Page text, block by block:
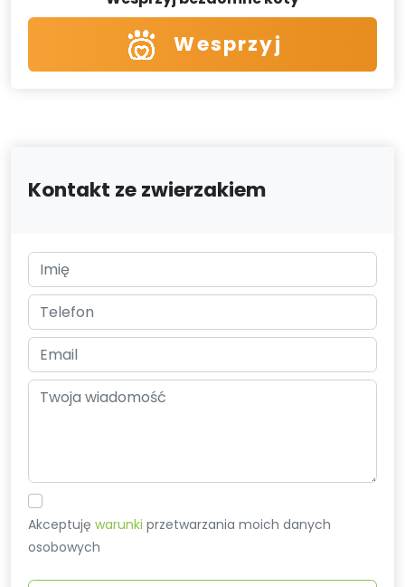
Wesprzyj
Kontakt ze zwierzakiem
Akceptujęwarunki przetwarzania moich danych
osobowych